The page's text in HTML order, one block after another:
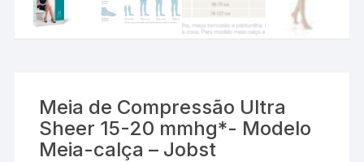
Meia de Compressão Ultra
Sheer 15-20 mmhg*- Modelo
Meia-calça – Jobst